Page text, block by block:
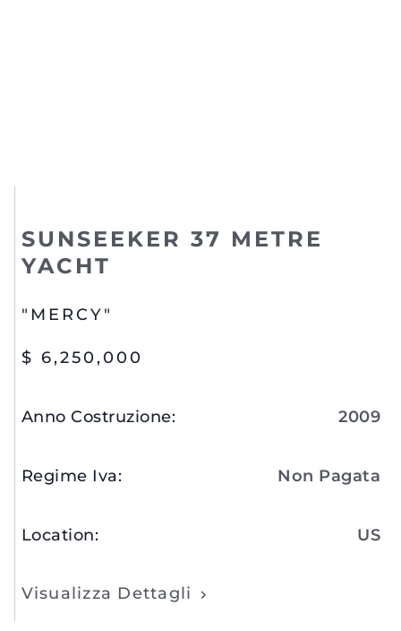
SUNSEEKER 37 METRE
YACHT
"MERCY"
$ 6,250,000
Anno Costruzione: 2009
Regime Iva: Non Pagata
Location: US
Visualizza Dettagli